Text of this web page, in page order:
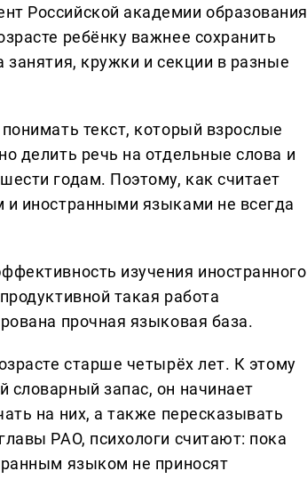
Российской академии образования
ребёнку важнее сохранить
занятия, кружки и секции в разные
текст, который взрослые
делить речь на отдельные слова и
годам. Поэтому, как считает
и иностранными языками не всегда
изучения иностранного
такая работа
прочная языковая база.
старше четырёх лет. К этому
словарный запас, он начинает
на них, а также пересказывать
РАО, психологи считают: пока
языком не приносят